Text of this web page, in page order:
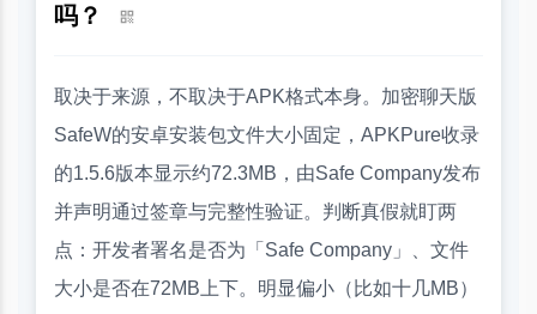
吗？
取决于来源，不取决于APK格式本身。加密聊天版
SafeW的安卓安装包文件大小固定，APKPure收录
的1.5.6版本显示约72.3MB，由Safe Company发布
并声明通过签章与完整性验证。判断真假就盯两
点：开发者署名是否为「Safe Company」、文件
大小是否在72MB上下。明显偏小（比如十几MB）